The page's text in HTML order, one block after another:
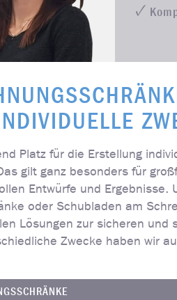
Platz für die Erstellung
gilt ganz besonders für
Entwürfe und
oder Schubladen am
Lösungen zur sicheren und
Zwecke haben wir